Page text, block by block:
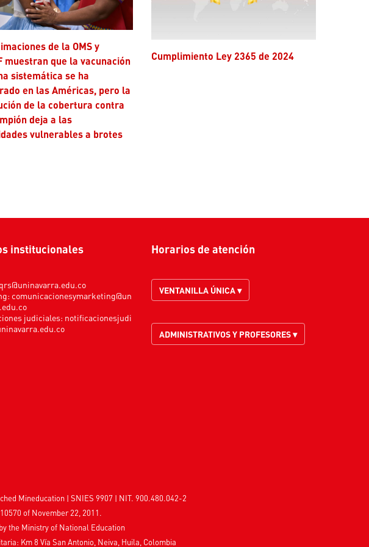
muestran que la vacunación
sistemática se ha
en las Américas, pero la
de la cobertura contra
deja a las
vulnerables a brotes
Cumplimiento Ley 2365 de 2024
institucionales
comunicacionesymarketing@un
judiciales: notificacionesjudi
Horarios de atención
VENTANILLA ÚNICA ▾
ADMINISTRATIVOS Y PROFESORES ▾
Mineducation| SNIES 9907 | NIT. 900.480.042-2
of November 22, 2011.
the Ministry of National Education
Km 8 Vía San Antonio, Neiva, Huila, Colombia